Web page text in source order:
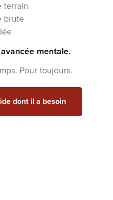
terrain
brute
mentale.
Pour toujours.
dont il a besoin